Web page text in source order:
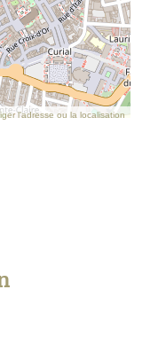
l’adresse ou la localisation